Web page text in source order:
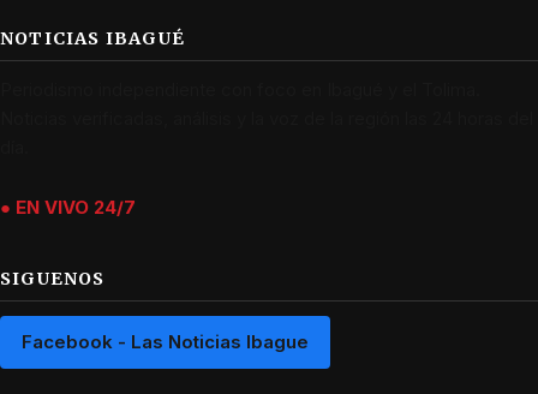
NOTICIAS IBAGUÉ
● EN VIVO 24/7
SIGUENOS
Facebook - Las Noticias Ibague